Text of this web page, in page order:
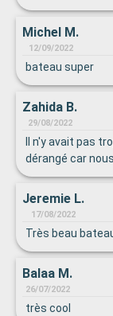
Michel M.
12/09/2022
bateau super
Zahida B.
29/08/2022
Il n'y avait pas
dérangé car
Jeremie L.
17/08/2022
Très beau
Balaa M.
26/07/2022
très cool